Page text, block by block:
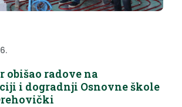
obišao radove na
i dogradnji Osnovne škole